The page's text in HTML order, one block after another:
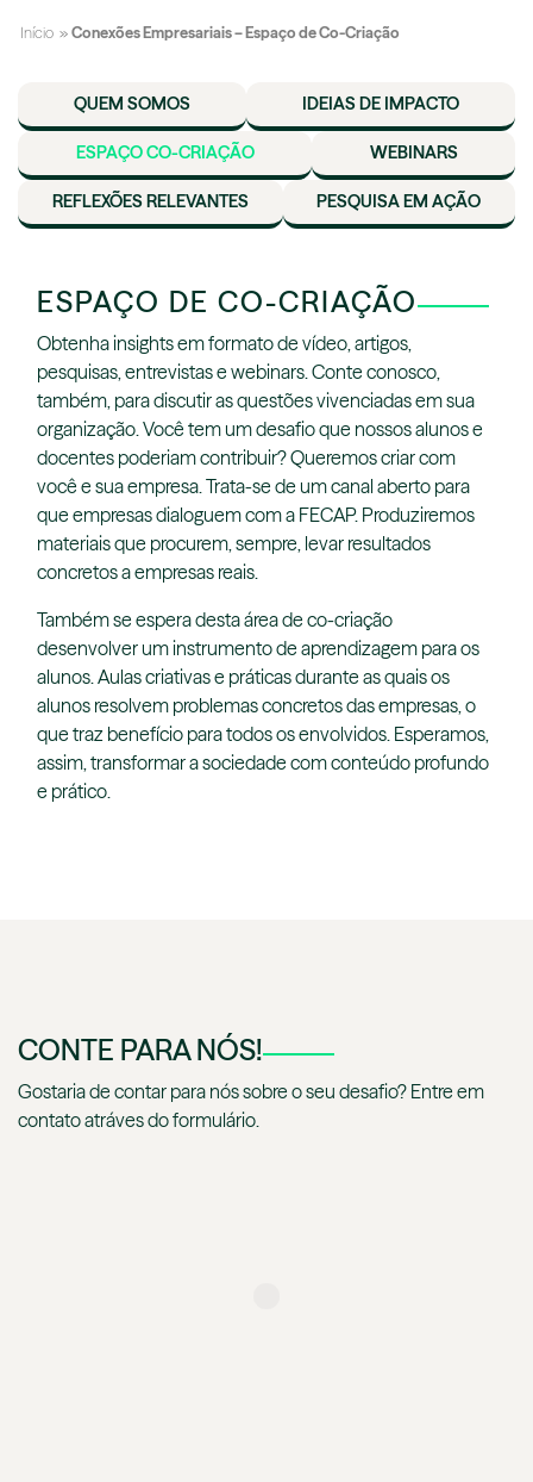
Início » Conexões Empresariais – Espaço de Co-Criação
QUEM SOMOS IDEIAS DE IMPACTO
ESPAÇO CO-CRIAÇÃO WEBINARS
REFLEXÕES RELEVANTES PESQUISA EM AÇÃO
ESPAÇO DE CO-CRIAÇÃO
Obtenha insights em formato de vídeo, artigos,
pesquisas, entrevistas e webinars. Conte conosco,
também, para discutir as questões vivenciadas em sua
organização. Você tem um desafio que nossos alunos e
docentes poderiam contribuir? Queremos criar com
você e sua empresa. Trata-se de um canal aberto para
que empresas dialoguem com a FECAP. Produziremos
materiais que procurem, sempre, levar resultados
concretos a empresas reais.
Também se espera desta área de co-criação
desenvolver um instrumento de aprendizagem para os
alunos. Aulas criativas e práticas durante as quais os
alunos resolvem problemas concretos das empresas, o
que traz benefício para todos os envolvidos. Esperamos,
assim, transformar a sociedade com conteúdo profundo
e prático.
CONTE PARA NÓS!
Gostaria de contar para nós sobre o seu desafio? Entre em
contato atráves do formulário.